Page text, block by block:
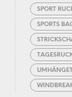
SPORT
SPORTS